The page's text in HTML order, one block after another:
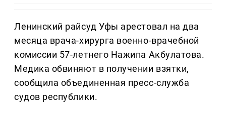
Ленинский райсуд Уфы арестовал на два
месяца врача-хирурга военно-врачебной
комиссии 57-летнего Нажипа Акбулатова.
Медика обвиняют в получении взятки,
сообщила объединенная пресс-служба
судов республики.